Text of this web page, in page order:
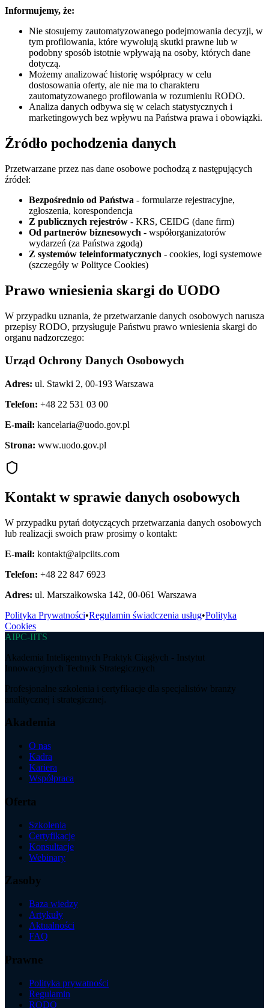
Informujemy, że:
Nie stosujemy zautomatyzowanego podejmowania decyzji, w
tym profilowania, które wywołują skutki prawne lub w
podobny sposób istotnie wpływają na osoby, których dane
dotyczą.
Możemy analizować historię współpracy w celu
dostosowania oferty, ale nie ma to charakteru
zautomatyzowanego profilowania w rozumieniu RODO.
Analiza danych odbywa się w celach statystycznych i
marketingowych bez wpływu na Państwa prawa i obowiązki.
Źródło pochodzenia danych
Przetwarzane przez nas dane osobowe pochodzą z następujących
źródeł:
Bezpośrednio od Państwa - formularze rejestracyjne,
zgłoszenia, korespondencja
Z publicznych rejestrów - KRS, CEIDG (dane firm)
Od partnerów biznesowych - współorganizatorów
wydarzeń (za Państwa zgodą)
Z systemów teleinformatycznych - cookies, logi systemowe
(szczegóły w Polityce Cookies)
Prawo wniesienia skargi do UODO
W przypadku uznania, że przetwarzanie danych osobowych narusza
przepisy RODO, przysługuje Państwu prawo wniesienia skargi do
organu nadzorczego:
Urząd Ochrony Danych Osobowych
Adres: ul. Stawki 2, 00-193 Warszawa
Telefon: +48 22 531 03 00
E-mail: kancelaria@uodo.gov.pl
Strona: www.uodo.gov.pl
Kontakt w sprawie danych osobowych
W przypadku pytań dotyczących przetwarzania danych osobowych
lub realizacji swoich praw prosimy o kontakt:
E-mail: kontakt@aipciits.com
Telefon: +48 22 847 6923
Adres: ul. Marszałkowska 142, 00-061 Warszawa
Polityka Prywatności•Regulamin świadczenia usług•Polityka
Cookies
AIPC-IITS
Akademia Inteligentnych Praktyk Ciągłych - Instytut
Innowacyjnych Technik Strategicznych
Profesjonalne szkolenia i certyfikacje dla specjalistów branży
analitycznej i strategicznej.
Akademia
O nas
Kadra
Kariera
Współpraca
Oferta
Szkolenia
Certyfikacje
Konsultacje
Webinary
Zasoby
Baza wiedzy
Artykuły
Aktualności
FAQ
Prawne
Polityka prywatności
Regulamin
RODO